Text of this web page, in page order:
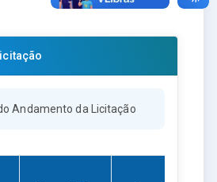
Andamento da Licitação